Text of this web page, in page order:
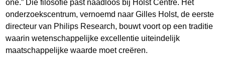
one.” Die filosofie past naadloos bij Holst Centre. Het
onderzoekscentrum, vernoemd naar Gilles Holst, de eerste
directeur van Philips Research, bouwt voort op een traditie
waarin wetenschappelijke excellentie uiteindelijk
maatschappelijke waarde moet creëren.